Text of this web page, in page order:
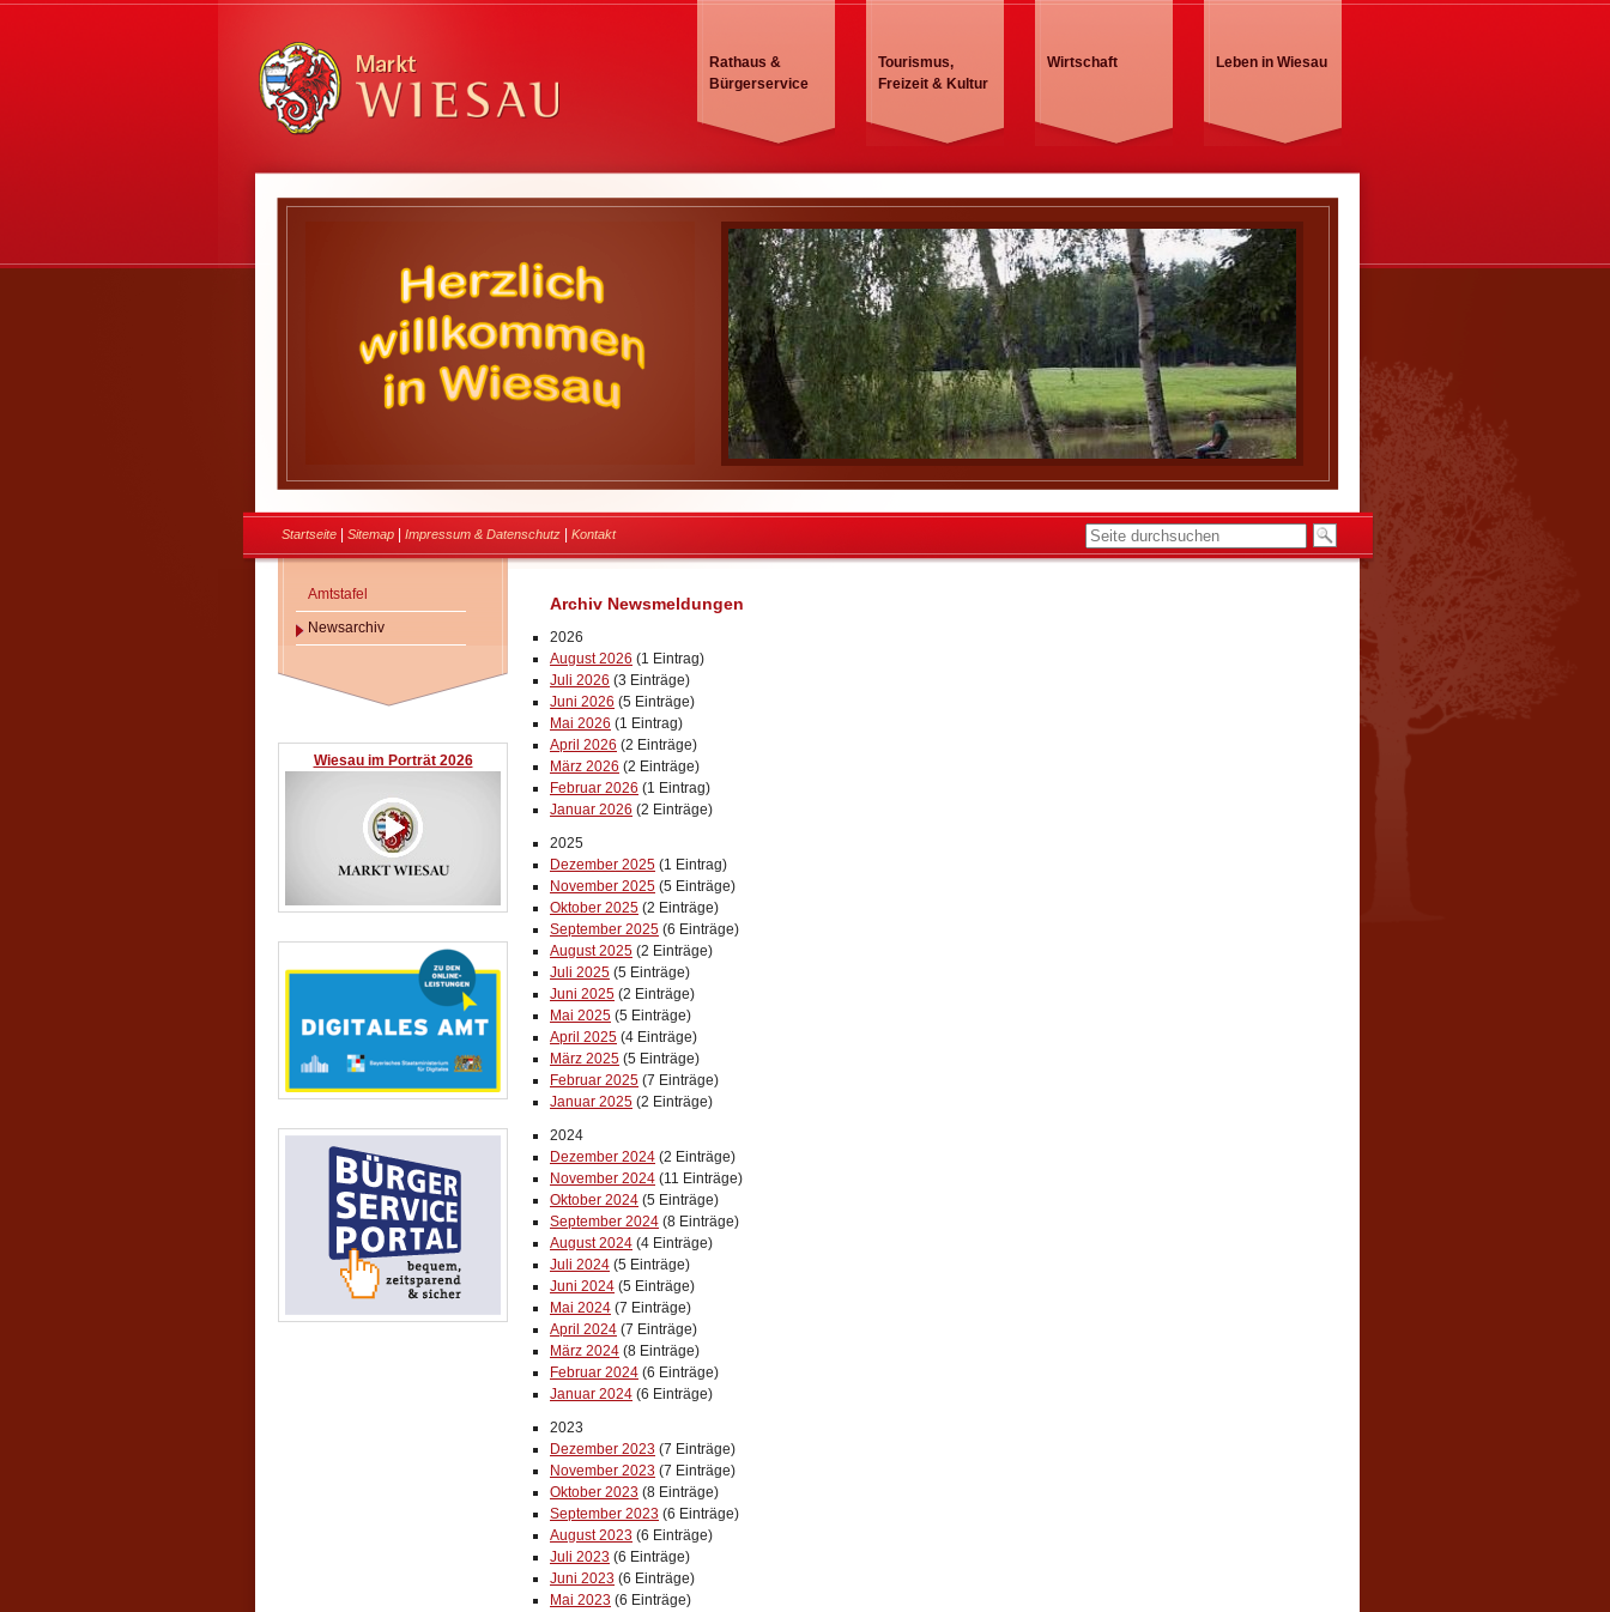
Rathaus &
Bürgerservice
Tourismus,
Freizeit & Kultur
Wirtschaft Leben in Wiesau
Startseite Sitemap Impressum & Datenschutz Kontakt
Archiv Newsmeldungen
2026
August 2026 (1 Eintrag)
Juli 2026 (3 Einträge)
Juni 2026 (5 Einträge)
Mai 2026 (1 Eintrag)
April 2026 (2 Einträge)
März 2026 (2 Einträge)
Februar 2026 (1 Eintrag)
Januar 2026 (2 Einträge)
2025
Dezember 2025 (1 Eintrag)
November 2025 (5 Einträge)
Oktober 2025 (2 Einträge)
September 2025 (6 Einträge)
August 2025 (2 Einträge)
Juli 2025 (5 Einträge)
Juni 2025 (2 Einträge)
Mai 2025 (5 Einträge)
April 2025 (4 Einträge)
März 2025 (5 Einträge)
Februar 2025 (7 Einträge)
Januar 2025 (2 Einträge)
2024
Dezember 2024 (2 Einträge)
November 2024 (11 Einträge)
Oktober 2024 (5 Einträge)
September 2024 (8 Einträge)
August 2024 (4 Einträge)
Juli 2024 (5 Einträge)
Juni 2024 (5 Einträge)
Mai 2024 (7 Einträge)
April 2024 (7 Einträge)
März 2024 (8 Einträge)
Februar 2024 (6 Einträge)
Januar 2024 (6 Einträge)
2023
Dezember 2023 (7 Einträge)
November 2023 (7 Einträge)
Oktober 2023 (8 Einträge)
September 2023 (6 Einträge)
August 2023 (6 Einträge)
Juli 2023 (6 Einträge)
Juni 2023 (6 Einträge)
Mai 2023 (6 Einträge)
Amtstafel
Newsarchiv
Wiesau im Porträt 2026